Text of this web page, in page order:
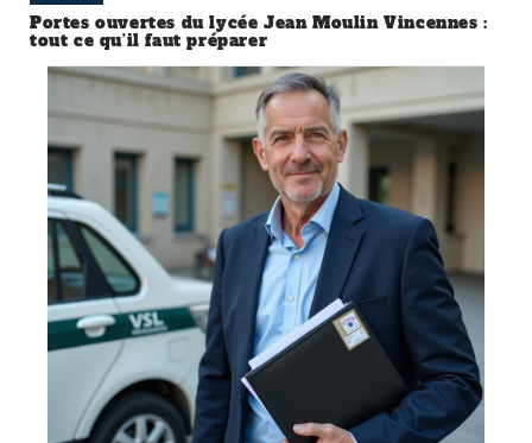
Portes ouvertes du lycée Jean Moulin Vincennes :
tout ce qu’il faut préparer